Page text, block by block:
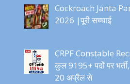
Cockroach Janta
2026 |पूरी सच्चाई
CRPF Constable
कुल 9195+ पदों पर
20 अप्रैल से